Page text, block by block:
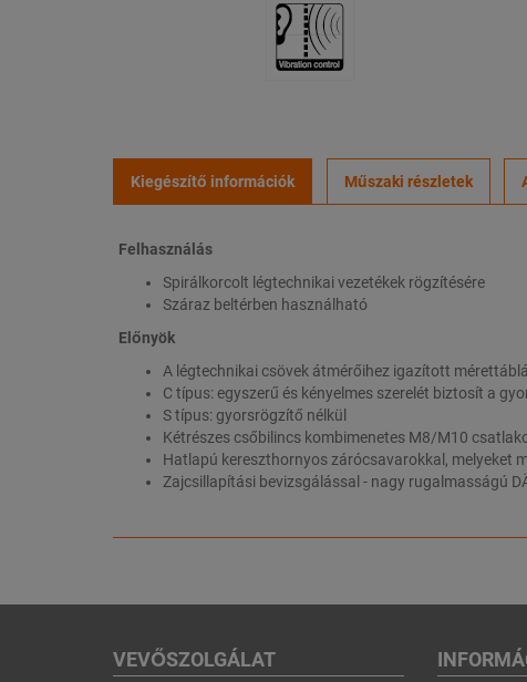
Kiegészítő információk Műszaki részletek
Felhasználás
Spirálkorcolt légtechnikai vezetékek rögzítésére
Száraz beltérben használható
Előnyök
A légtechnikai csövek átmérőihez igazított
C típus: egyszerű és kényelmes szerelét biztosít a
S típus: gyorsrögzítő nélkül
Kétrészes csőbilincs kombimenetes M8/M10
Hatlapú kereszthornyos zárócsavarokkal, melyeket
Zajcsillapítási bevizsgálással - nagy rugalmasságú
VEVŐSZOLGÁLAT